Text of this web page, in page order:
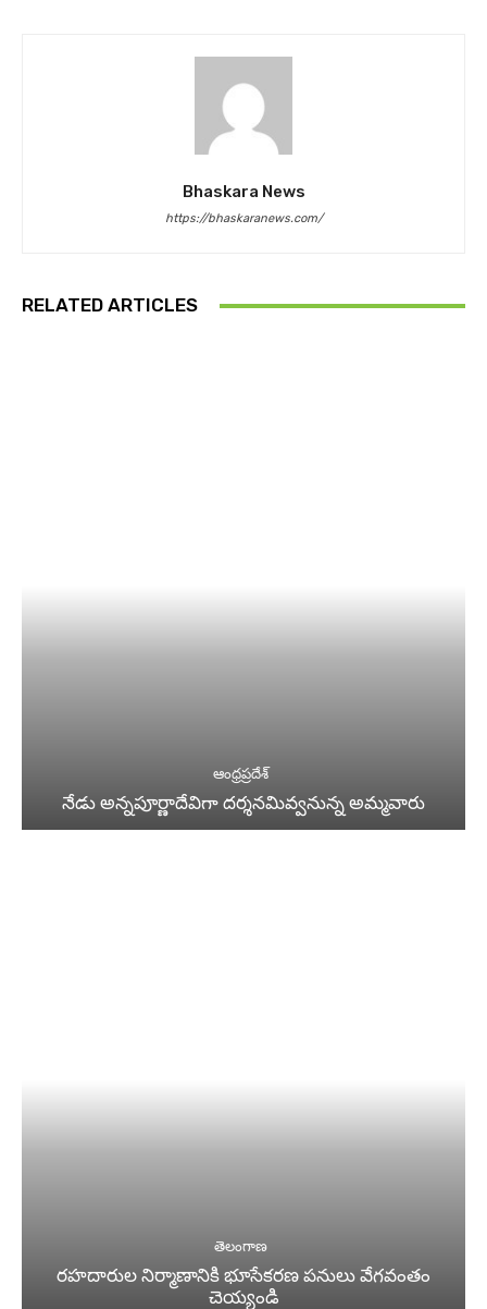
Bhaskara News
https://bhaskaranews.com/
RELATED ARTICLES
ఆంధ్రప్రదేశ్
నేడు అన్నపూర్ణాదేవిగా దర్శనమివ్వనున్న అమ్మవారు
తెలంగాణ
రహదారుల నిర్మాణానికి భూసేకరణ పనులు వేగవంతం
చెయ్యండి